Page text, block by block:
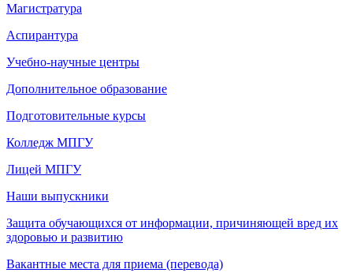
Магистратура
Аспирантура
Учебно-научные центры
Дополнительное образование
Подготовительные курсы
Колледж МПГУ
Лицей МПГУ
Наши выпускники
Защита обучающихся от информации, причиняющей вред их
здоровью и развитию
Вакантные места для приема (перевода)